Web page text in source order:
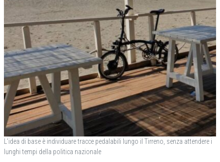
L’idea di base è individuare tracce pedalabili lungo il Tirreno, senza attendere i
lunghi tempi della politica nazionale